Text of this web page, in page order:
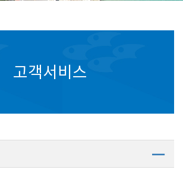
고객서비스